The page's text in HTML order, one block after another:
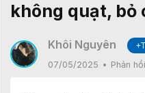
không quạt, bỏ
Khôi Nguyên
07/05/2025
Phản